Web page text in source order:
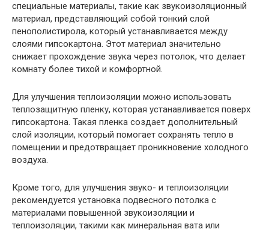
специальные материалы, такие как звукоизоляционный
материал, представляющий собой тонкий слой
пенополистирола, который устанавливается между
слоями гипсокартона. Этот материал значительно
снижает прохождение звука через потолок, что делает
комнату более тихой и комфортной.
Для улучшения теплоизоляции можно использовать
теплозащитную пленку, которая устанавливается поверх
гипсокартона. Такая пленка создает дополнительный
слой изоляции, который помогает сохранять тепло в
помещении и предотвращает проникновение холодного
воздуха.
Кроме того, для улучшения звуко- и теплоизоляции
рекомендуется установка подвесного потолка с
материалами повышенной звукоизоляции и
теплоизоляции, такими как минеральная вата или